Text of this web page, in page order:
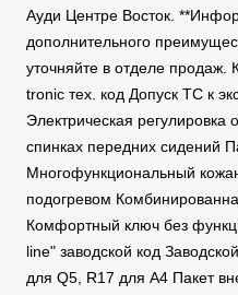
Ауди Центре Восток.
дополнительного
уточняйте в отделе продаж.
tronic тех. код Допуск ТС к
Электрическая регулировка
спинках передних сидений
Многофункциональный
подогревом
Комфортный ключ без
line" заводской код
для Q5, R17 для A4 Пакет